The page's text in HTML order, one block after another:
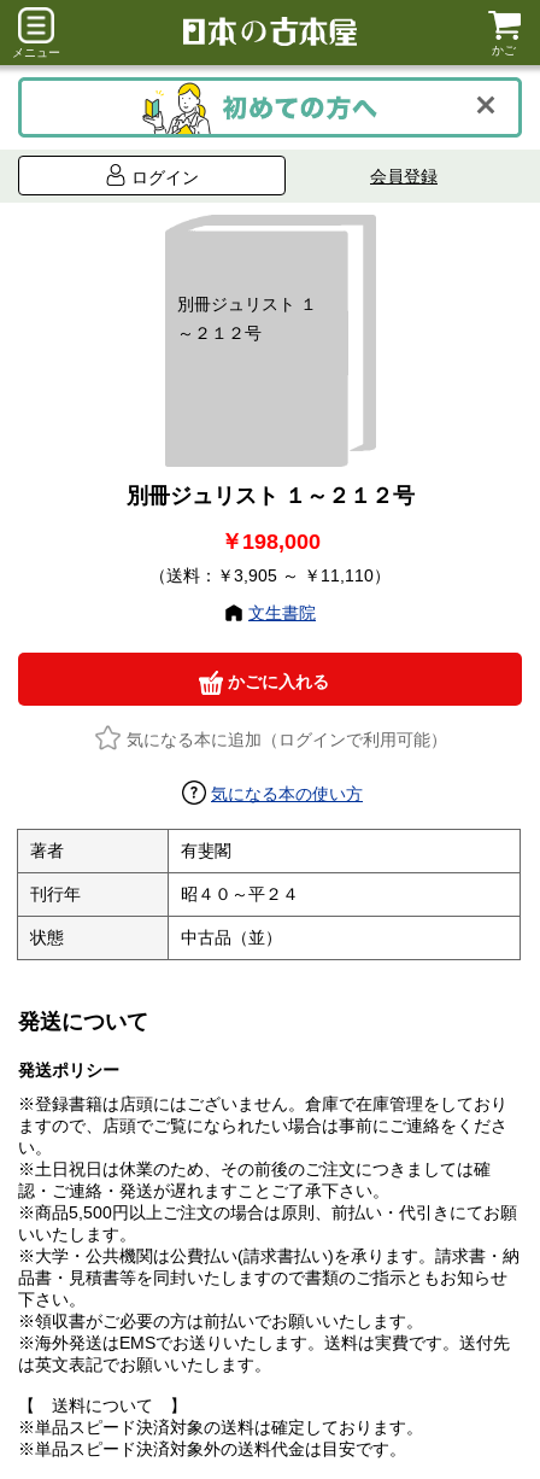
メニュー かご
ログイン 会員登録
別冊ジュリスト １
～２１２号
別冊ジュリスト １～２１２号
￥198,000
（送料：￥3,905 ～ ￥11,110）
文生書院
かごに入れる
気になる本に追加（ログインで利用可能）
気になる本の使い方
著者 有斐閣
刊行年 昭４０～平２４
状態 中古品（並）
発送について
発送ポリシー
※登録書籍は店頭にはございません。倉庫で在庫管理をしており
ますので、店頭でご覧になられたい場合は事前にご連絡をくださ
い。
※土日祝日は休業のため、その前後のご注文につきましては確
認・ご連絡・発送が遅れますことご了承下さい。
※商品5,500円以上ご注文の場合は原則、前払い・代引きにてお願
いいたします。
※大学・公共機関は公費払い(請求書払い)を承ります。請求書・納
品書・見積書等を同封いたしますので書類のご指示ともお知らせ
下さい。
※領収書がご必要の方は前払いでお願いいたします。
※海外発送はEMSでお送りいたします。送料は実費です。送付先
は英文表記でお願いいたします。
【 送料について 】
※単品スピード決済対象の送料は確定しております。
※単品スピード決済対象外の送料代金は目安です。